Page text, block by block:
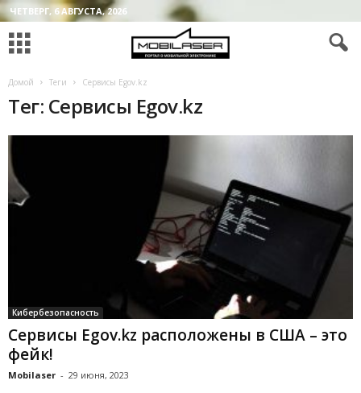
ЧЕТВЕРГ, 6 АВГУСТА, 2026
Домой Теги Сервисы Egov.kz
Тег: Сервисы Egov.kz
Кибербезопасность
Сервисы Egov.kz расположены в США – это
фейк!
Mobilaser - 29 июня, 2023